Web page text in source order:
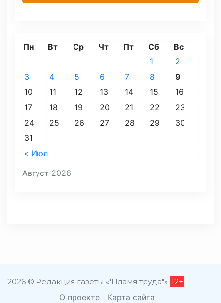
Август 2026
Пн Вт Ср Чт Пт Сб Вс
« Июл
1
2
3
4 5 6 7 8
9
10
11 12 13 14 15
16
17
18 19 20 21 22
23
24
25 26 27 28 29
30
31
2026 © Редакция газеты «"Пламя труда"» 12+
О проекте Карта сайта